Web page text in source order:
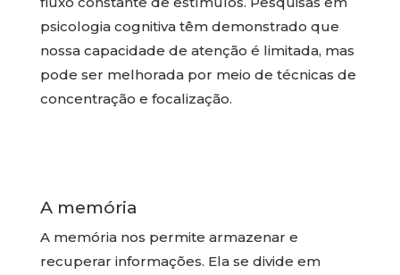
psicologia cognitiva têm demonstrado que
nossa capacidade de atenção é limitada, mas
pode ser melhorada por meio de técnicas de
concentração e focalização.
A memória
A memória nos permite armazenar e
recuperar informações. Ela se divide em